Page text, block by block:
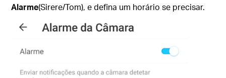
Alarme(Sirere/Tom), e defina um horário se precisar.